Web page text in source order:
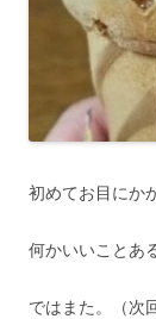
初めてお目にか
何かいいことあ
ではまた。（次